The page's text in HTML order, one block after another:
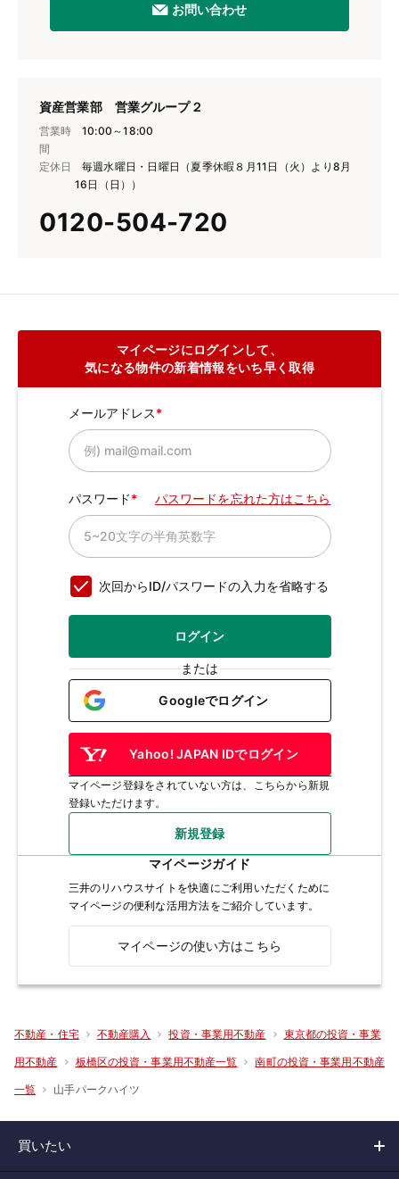
お問い合わせ
資産営業部 営業グループ２
営業時
間
10:00～18:00
定休日
毎週水曜日・日曜日（夏季休暇８月11日（火）より8月
16日（日））
0120-504-720
マイページにログインして、
気になる物件の新着情報をいち早く取得
メールアドレス
パスワード パスワードを忘れた方はこちら
次回からID/パスワードの入力を省略する
ログイン
または
Googleでログイン
Yahoo! JAPAN IDでログイン
マイページ登録をされていない方は、こちらから新規
登録いただけます。
新規登録
マイページガイド
三井のリハウスサイトを快適にご利用いただくために
マイページの便利な活用方法をご紹介しています。
マイページの使い方はこちら
不動産・住宅 不動産購入 投資・事業用不動産 東京都の投資・事業
用不動産 板橋区の投資・事業用不動産一覧 南町の投資・事業用不動産
一覧 山手パークハイツ
買いたい